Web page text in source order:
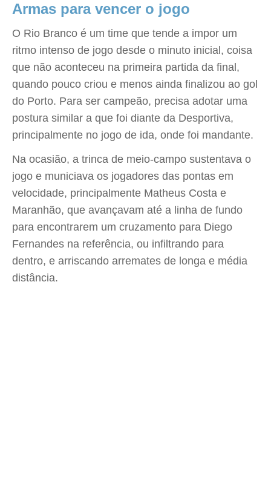
Armas para vencer o jogo
O Rio Branco é um time que tende a impor um
ritmo intenso de jogo desde o minuto inicial, coisa
que não aconteceu na primeira partida da final,
quando pouco criou e menos ainda finalizou ao gol
do Porto. Para ser campeão, precisa adotar uma
postura similar a que foi diante da Desportiva,
principalmente no jogo de ida, onde foi mandante.
Na ocasião, a trinca de meio-campo sustentava o
jogo e municiava os jogadores das pontas em
velocidade, principalmente Matheus Costa e
Maranhão, que avançavam até a linha de fundo
para encontrarem um cruzamento para Diego
Fernandes na referência, ou infiltrando para
dentro, e arriscando arremates de longa e média
distância.